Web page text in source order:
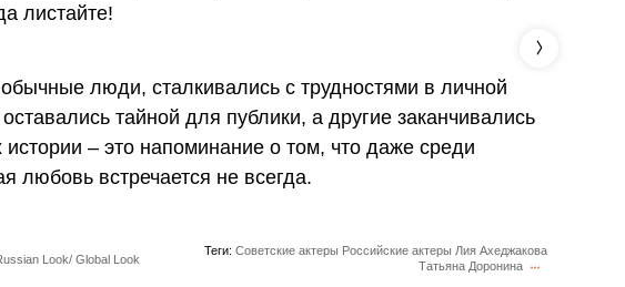
листайте!
люди, сталкивались с трудностями в личной
тайной для публики, а другие заканчивались
– это напоминание о том, что даже среди
любовь встречается не всегда.
Look/ Global Look
Теги: Советские актеры Российские актеры Лия Ахеджакова
Татьяна Доронина